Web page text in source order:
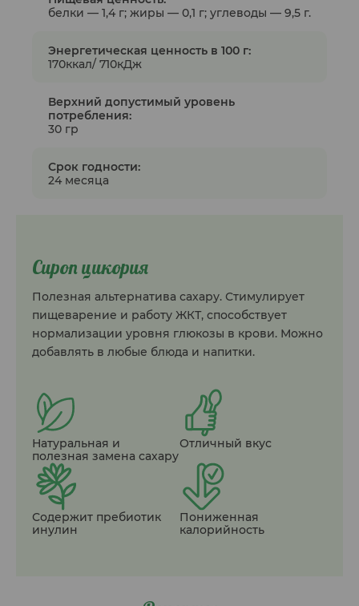
белки — 1,4 г; жиры — 0,1 г; углеводы — 9,5 г.
Энергетическая ценность в 100 г:
170ккал/ 710кДж
Верхний допустимый уровень
потребления:
30 гр
Срок годности:
24 месяца
Сироп цикория
Полезная альтернатива сахару. Стимулирует
пищеварение и работу ЖКТ, способствует
нормализации уровня глюкозы в крови. Можно
добавлять в любые блюда и напитки.
Натуральная и
полезная замена сахару
Отличный вкус
Содержит пребиотик
инулин
Пониженная
калорийность